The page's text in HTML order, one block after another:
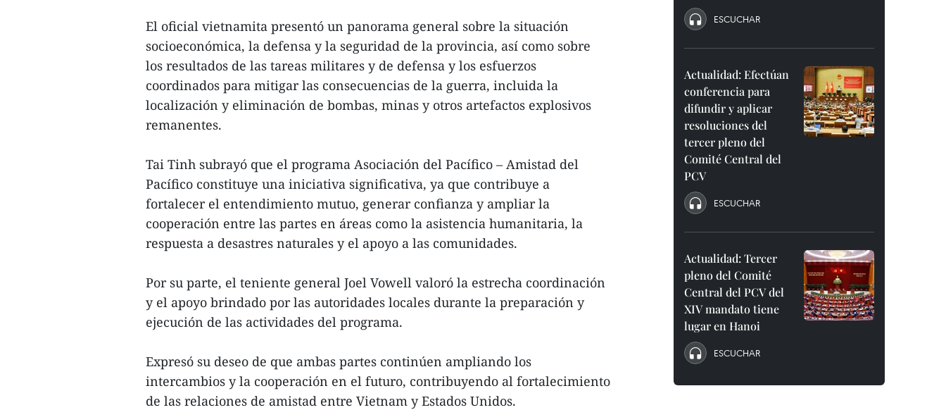
El oficial vietnamita presentó un panorama general sobre la situación
socioeconómica, la defensa y la seguridad de la provincia, así como sobre
los resultados de las tareas militares y de defensa y los esfuerzos
coordinados para mitigar las consecuencias de la guerra, incluida la
localización y eliminación de bombas, minas y otros artefactos explosivos
remanentes.
Tai Tinh subrayó que el programa Asociación del Pacífico – Amistad del
Pacífico constituye una iniciativa significativa, ya que contribuye a
fortalecer el entendimiento mutuo, generar confianza y ampliar la
cooperación entre las partes en áreas como la asistencia humanitaria, la
respuesta a desastres naturales y el apoyo a las comunidades.
Por su parte, el teniente general Joel Vowell valoró la estrecha coordinación
y el apoyo brindado por las autoridades locales durante la preparación y
ejecución de las actividades del programa.
Expresó su deseo de que ambas partes continúen ampliando los
intercambios y la cooperación en el futuro, contribuyendo al fortalecimiento
de las relaciones de amistad entre Vietnam y Estados Unidos.
ESCUCHAR
Actualidad: Efectúan
conferencia para
difundir y aplicar
resoluciones del
tercer pleno del
Comité Central del
PCV
ESCUCHAR
Actualidad: Tercer
pleno del Comité
Central del PCV del
XIV mandato tiene
lugar en Hanoi
ESCUCHAR